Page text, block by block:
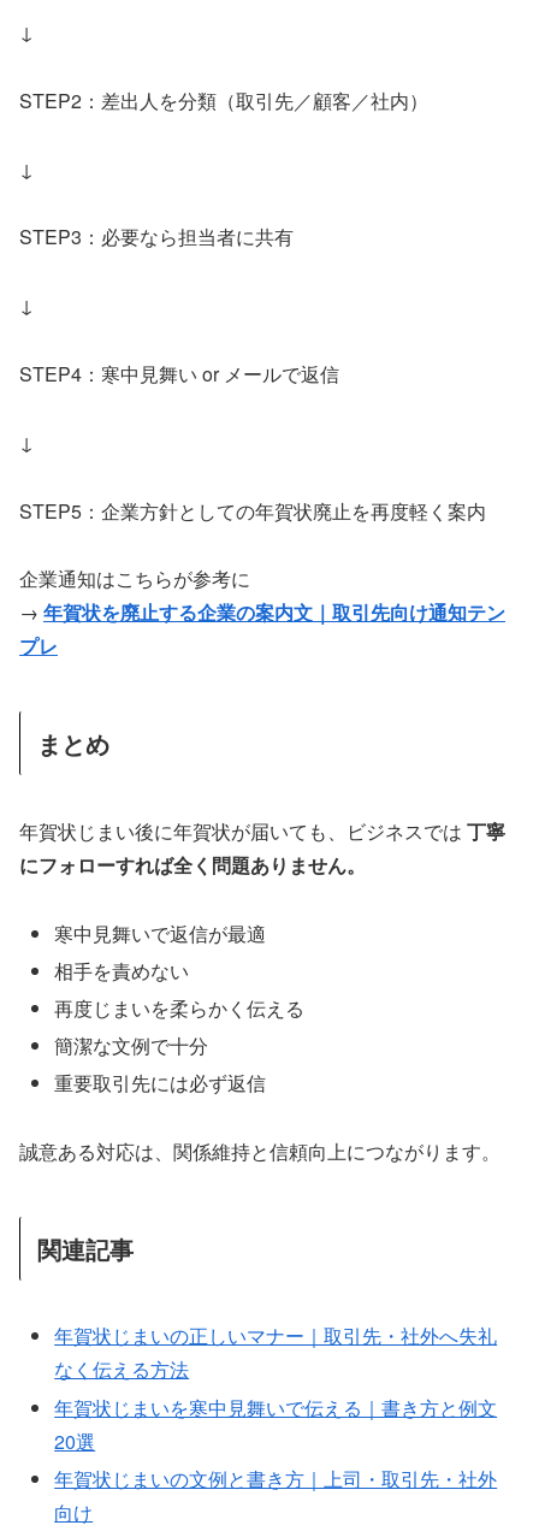
↓
STEP2：差出人を分類（取引先／顧客／社内）
↓
STEP3：必要なら担当者に共有
↓
STEP4：寒中見舞い or メールで返信
↓
STEP5：企業方針としての年賀状廃止を再度軽く案内
企業通知はこちらが参考に
→ 年賀状を廃止する企業の案内文｜取引先向け通知テン
プレ
まとめ
年賀状じまい後に年賀状が届いても、ビジネスでは 丁寧
にフォローすれば全く問題ありません。
寒中見舞いで返信が最適
相手を責めない
再度じまいを柔らかく伝える
簡潔な文例で十分
重要取引先には必ず返信
誠意ある対応は、関係維持と信頼向上につながります。
関連記事
年賀状じまいの正しいマナー｜取引先・社外へ失礼
なく伝える方法
年賀状じまいを寒中見舞いで伝える｜書き方と例文
20選
年賀状じまいの文例と書き方｜上司・取引先・社外
向け